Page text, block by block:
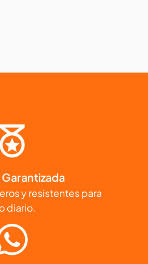
y resistentes para
diario.